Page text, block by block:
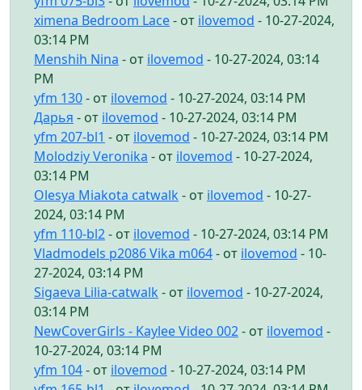
ximena Bedroom Lace- от ilovemod - 10-27-2024,
03:14 PM
Menshih Nina - от ilovemod - 10-27-2024, 03:14
PM
yfm 130- от ilovemod - 10-27-2024, 03:14 PM
Дарья - от ilovemod - 10-27-2024, 03:14 PM
yfm 207-bl1 - от ilovemod - 10-27-2024, 03:14 PM
Molodziy Veronika - от ilovemod - 10-27-2024,
03:14 PM
Olesya Miakota catwalk - от ilovemod - 10-27-
2024, 03:14 PM
yfm 110-bl2- от ilovemod - 10-27-2024, 03:14 PM
Vladmodels p2086 Vika m064- от ilovemod - 10-
27-2024, 03:14 PM
Sigaeva Lilia-catwalk - от ilovemod - 10-27-2024,
03:14 PM
NewCoverGirls - Kaylee Video 002- от ilovemod -
10-27-2024, 03:14 PM
yfm 104- от ilovemod - 10-27-2024, 03:14 PM